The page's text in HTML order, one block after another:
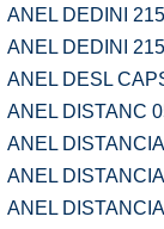
ANEL DEDINI
ANEL DEDINI
ANEL DESL
ANEL DISTANC
ANEL
ANEL
ANEL